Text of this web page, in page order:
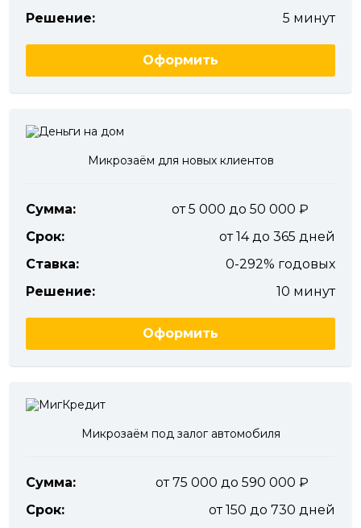
Решение:
5 минут
Оформить
Микрозаём для новых клиентов
Сумма:
от 5 000 до 50 000
Срок:
от 14 до 365 дней
Ставка:
0-292% годовых
Решение:
10 минут
Оформить
Микрозаём под залог автомобиля
Сумма:
от 75 000 до 590 000
Срок:
от 150 до 730 дней